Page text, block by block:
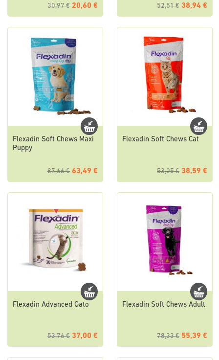
30,97 € 20,60 € 52,51 € 38,94 €
Flexadin Soft Chews Maxi
Puppy
87,66 € 63,49 €
Flexadin Soft Chews Cat
53,05 € 38,59 €
Flexadin Advanced Gato
53,76 € 37,00 €
Flexadin Soft Chews Adult
78,33 € 55,39 €